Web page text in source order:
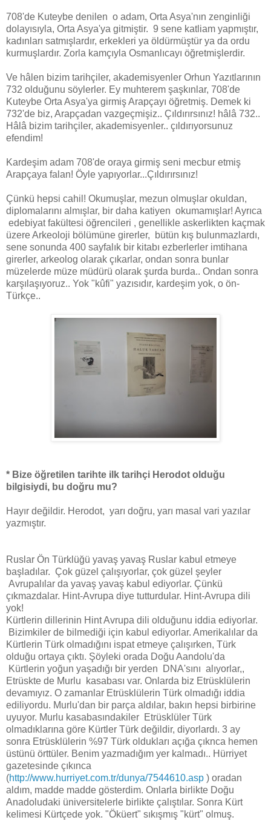
708'de Kuteybe denilen o adam, Orta Asya'nın zenginliği
dolayısıyla, Orta Asya'ya gitmiştir. 9 sene katliam yapmıştır,
kadınları satmışlardır, erkekleri ya öldürmüştür ya da ordu
kurmuşlardır. Zorla kamçıyla Osmanlıcayı öğretmişlerdir.
Ve hâlen bizim tarihçiler, akademisyenler Orhun Yazıtlarının
732 olduğunu söylerler. Ey muhterem şaşkınlar, 708'de
Kuteybe Orta Asya'ya girmiş Arapçayı öğretmiş. Demek ki
732'de biz, Arapçadan vazgeçmişiz.. Çıldırırsınız! hâlâ 732..
Hâlâ bizim tarihçiler, akademisyenler.. çıldırıyorsunuz
efendim!
Kardeşim adam 708'de oraya girmiş seni mecbur etmiş
Arapçaya falan! Öyle yapıyorlar...Çıldırırsınız!
Çünkü hepsi cahil! Okumuşlar, mezun olmuşlar okuldan,
diplomalarını almışlar, bir daha katiyen okumamışlar! Ayrıca
edebiyat fakültesi öğrencileri , genellikle askerlikten kaçmak
üzere Arkeoloji bölümüne girerler, bütün kış bulunmazlardı,
sene sonunda 400 sayfalık bir kitabı ezberlerler imtihana
girerler, arkeolog olarak çıkarlar, ondan sonra bunlar
müzelerde müze müdürü olarak şurda burda.. Ondan sonra
karşılaşıyoruz.. Yok "kûfi" yazısıdır, kardeşim yok, o ön-
Türkçe..
* Bize öğretilen tarihte ilk tarihçi Herodot olduğu
bilgisiydi, bu doğru mu?
Hayır değildir. Herodot, yarı doğru, yarı masal vari yazılar
yazmıştır.
Ruslar Ön Türklüğü yavaş yavaş Ruslar kabul etmeye
başladılar. Çok güzel çalışıyorlar, çok güzel şeyler
Avrupalılar da yavaş yavaş kabul ediyorlar. Çünkü
çıkmazdalar. Hint-Avrupa diye tutturdular. Hint-Avrupa dili
yok!
Kürtlerin dillerinin Hint Avrupa dili olduğunu iddia ediyorlar.
Bizimkiler de bilmediği için kabul ediyorlar. Amerikalılar da
Kürtlerin Türk olmadığını ispat etmeye çalışırken, Türk
olduğu ortaya çıktı. Şöyleki orada Doğu Aandolu'da
Kürtlerin yoğun yaşadığı bir yerden DNA'sını alıyorlar,,
Etrüskte de Murlu kasabası var. Onlarda biz Etrüsklülerin
devamıyız. O zamanlar Etrüsklülerin Türk olmadığı iddia
ediliyordu. Murlu'dan bir parça aldılar, bakın hepsi birbirine
uyuyor. Murlu kasabasındakiler Etrüsklüler Türk
olmadıklarına göre Kürtler Türk değildir, diyorlardı. 3 ay
sonra Etrüsklülerin %97 Türk oldukları açığa çıknca hemen
üstünü örttüler. Benim yazmadığım yer kalmadı.. Hürriyet
gazetesinde çıkınca
(http://www.hurriyet.com.tr/dunya/7544610.asp ) oradan
aldım, madde madde gösterdim. Onlarla birlikte Doğu
Anadoludaki üniversitelerle birlikte çalıştılar. Sonra Kürt
kelimesi Kürtçede yok. "Öküert" sıkışmış "kürt" olmuş.